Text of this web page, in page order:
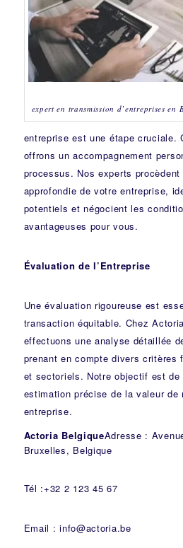
expert en transmission d’entreprises en
entreprise est une étape cruciale.
offrons un accompagnement
processus. Nos experts
approfondie de votre entreprise,
potentiels et négocient les
avantageuses pour vous.
Évaluation de l’Entreprise
Une évaluation rigoureuse est
transaction équitable. Chez
effectuons une analyse détaillée
prenant en compte divers critères
et sectoriels. Notre objectif est de
estimation précise de la valeur de
entreprise.
Actoria BelgiqueAdresse :
Bruxelles, Belgique
Tél :+32 2 123 45 67
Email : info@actoria.be